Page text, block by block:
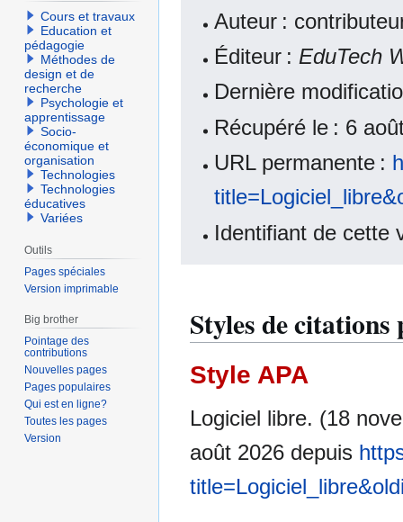
Auteur :
Éditeur : EduTech
Dernière
Récupéré le : 6
URL permanente :
Identifiant de cette
Styles de
Style APA
Logiciel libre. (18
août 2026 depuis
Cours et travaux
Education et
pédagogie
Méthodes de
design et de
recherche
Psychologie et
apprentissage
Socio-
économique et
organisation
Technologies
Technologies
éducatives
Variées
Outils
Pages spéciales
Version imprimable
Big brother
Pointage des
contributions
Nouvelles pages
Pages populaires
Qui est en ligne?
Toutes les pages
Version